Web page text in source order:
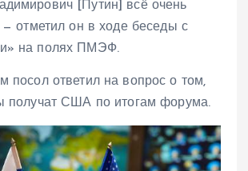
[Путин] всё очень
— отметил он в ходе беседы с
на полях ПМЭФ.
посол ответил на вопрос о том,
получат США по итогам форума.